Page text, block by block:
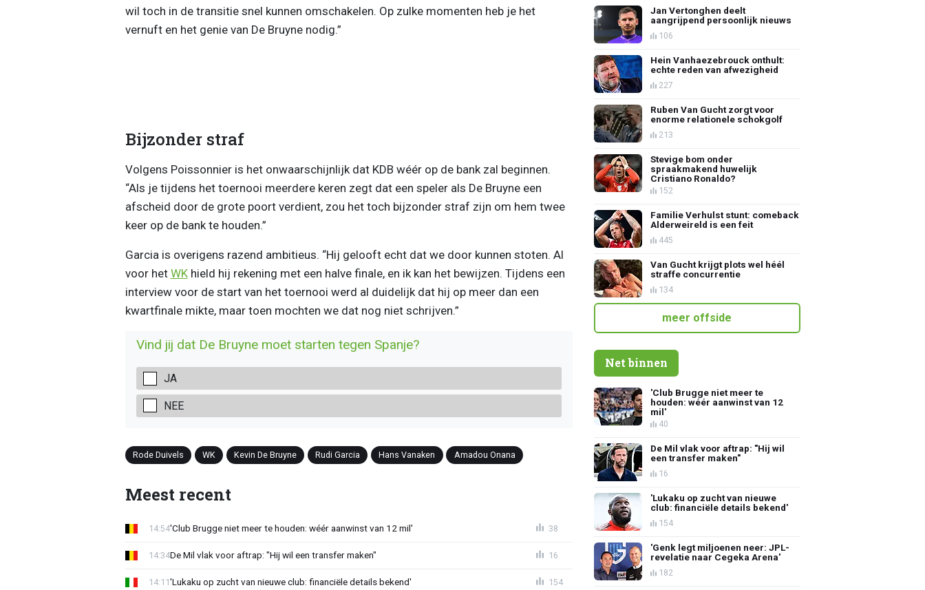
wil toch in de transitie snel kunnen omschakelen. Op zulke momenten heb je het
vernuft en het genie van De Bruyne nodig.”
Bijzonder straf
Volgens Poissonnier is het onwaarschijnlijk dat KDB wéér op de bank zal beginnen.
“Als je tijdens het toernooi meerdere keren zegt dat een speler als De Bruyne een
afscheid door de grote poort verdient, zou het toch bijzonder straf zijn om hem twee
keer op de bank te houden.”
Garcia is overigens razend ambitieus. “Hij gelooft echt dat we door kunnen stoten. Al
voor het WKhield hij rekening met een halve finale, en ik kan het bewijzen. Tijdens een
interview voor de start van het toernooi werd al duidelijk dat hij op meer dan een
kwartfinale mikte, maar toen mochten we dat nog niet schrijven.”
Vind jij dat De Bruyne moet starten tegen Spanje?
JA
NEE
Rode Duivels WK Kevin De Bruyne Rudi Garcia Hans Vanaken Amadou Onana
Meest recent
'Club Brugge niet meer te houden: wéér aanwinst van 12 mil'
14:54 38
De Mil vlak voor aftrap: "Hij wil een transfer maken"
14:34 16
'Lukaku op zucht van nieuwe club: financiële details bekend'
14:11 154
Jan Vertonghen deelt
aangrijpend persoonlijk nieuws
106
Hein Vanhaezebrouck onthult:
echte reden van afwezigheid
227
Ruben Van Gucht zorgt voor
enorme relationele schokgolf
213
Stevige bom onder
spraakmakend huwelijk
Cristiano Ronaldo?
152
Familie Verhulst stunt: comeback
Alderweireld is een feit
445
Van Gucht krijgt plots wel héél
straffe concurrentie
134
meer offside
Net binnen
'Club Brugge niet meer te
houden: wéér aanwinst van 12
mil'
40
De Mil vlak voor aftrap: "Hij wil
een transfer maken"
16
'Lukaku op zucht van nieuwe
club: financiële details bekend'
154
'Genk legt miljoenen neer: JPL-
revelatie naar Cegeka Arena'
182